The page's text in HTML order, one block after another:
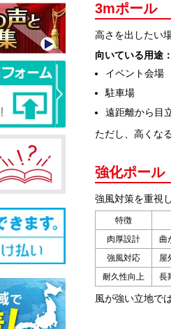
3mポール
高さを出したい
向いている用途：
イベント会場
駐車場
遠距離から目
ただし、高くな
強化ポール
強風対策を重視
特徴
肉厚設計
曲
強風対応
屋
耐久性向上
長
風が強い立地で